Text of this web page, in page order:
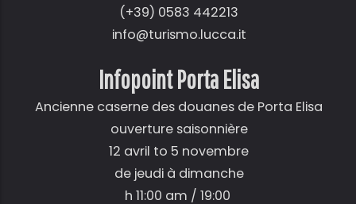
(+39) 0583 442213
info@turismo.lucca.it
Infopoint Porta Elisa
Ancienne caserne des douanes de Porta Elisa
ouverture saisonnière
12 avril to 5 novembre
de jeudi à dimanche
h 11:00 am / 19:00